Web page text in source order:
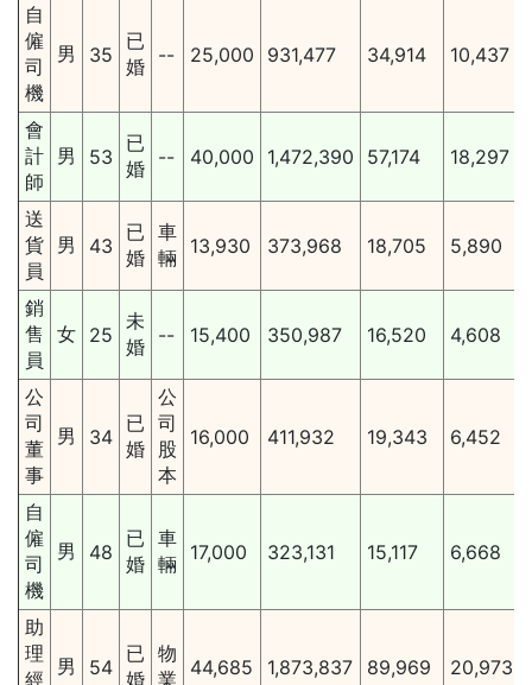
自
僱
司
機
男 35
已
婚
-- 25,000 931,477 34,914 10,437
會
計
師
男 53
已
婚
-- 40,000 1,472,390 57,174 18,297
送
貨
員
男 43
已
婚
車
輛
13,930 373,968 18,705 5,890
銷
售
員
女 25
未
婚
-- 15,400 350,987 16,520 4,608
公
司
董
事
男 34
已
婚
公
司
股
本
16,000 411,932 19,343 6,452
自
僱
司
機
男 48
已
婚
車
輛
17,000 323,131 15,117 6,668
助
理
經
男 54
已
婚
物
業
44,685 1,873,837 89,969 20,973